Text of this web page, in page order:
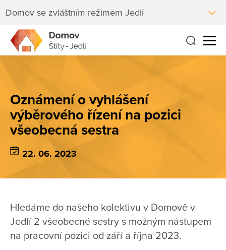
Domov se zvláštním režimem Jedlí
Oznámení o vyhlášení
výběrového řízení na pozici
všeobecná sestra
22. 06. 2023
Hledáme do našeho kolektivu v Domově v
Jedlí 2 všeobecné sestry s možným nástupem
na pracovní pozici od září a října 2023.